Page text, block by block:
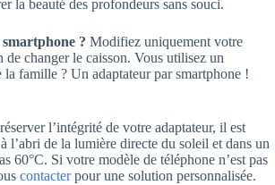
la beauté des profondeurs sans souci.
smartphone ? Modifiez uniquement votre
de changer le caisson. Vous utilisez un
la famille ? Un adaptateur par smartphone !
l’intégrité de votre adaptateur, il est
l’abri de la lumière directe du soleil et dans un
60°C. Si votre modèle de téléphone n’est pas
contacterpour une solution personnalisée.